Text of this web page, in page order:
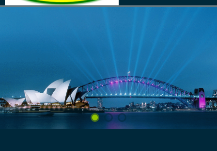
GIỚI THIỆU
VĂN BẰNG